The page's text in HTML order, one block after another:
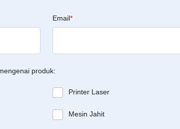
Email*
produk:
Printer Laser
Mesin Jahit